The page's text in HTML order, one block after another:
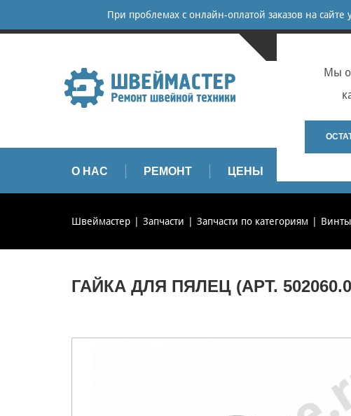
При проблемах с онлайн-оплатой заказов на
Мы
+7
+7
О НАС РЕМОНТ ЦЕНЫ
Швеймастер Запчасти Запчасти по категориям
ГАЙКА ДЛЯ ПЯЛЕЦ (АРТ.